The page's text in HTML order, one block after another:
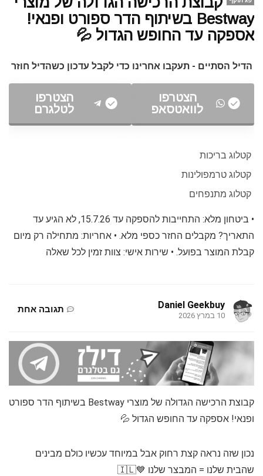
Bestway בשיתוף הדר ספורט ופנאי!
אספקה עד החופש הגדול 💦
הדיל הסתיים - תעקבו אחרינו כדי לקבל עדכון כשהדיל חוזר
הצטרפו
לוואטסאפ
הצטרפו
לטלגרם
קטלוג בריכות
קטלוג טרמפולינות
קטלוג מתנפחים
• ביטחון מלא: התחייבות להספקה עד 15.7.26, לא הגיע עד
התאריך? מקבלים החזר כספי מלא. • אחריות: מתחילה רק מיום
קבלת המוצר בפועל. • שירות אישי: צוות זמין לכל שאלה
Daniel Geekbuy
10 במרץ 2026
תגובה אחת
קבוצת הרכישה הגדולה של מוצרי Bestway בשיתוף הדר ספורט
ופנאי! אספקה עד החופש הגדול 💦
נכון שזה נראה קצת רחוק אבל במיוחד עכשיו כולם מבינים
שהבית שלנו = המבצר שלנו 💙🇮🇱